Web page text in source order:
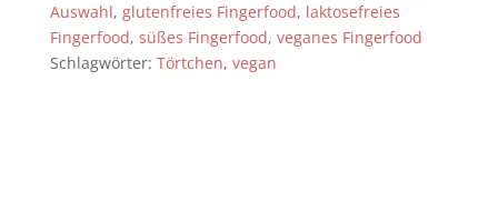
3,93€]
Menge
Auswahl, glutenfreies Fingerfood, laktosefreies
Fingerfood, süßes Fingerfood, veganes Fingerfood
Schlagwörter: Törtchen, vegan